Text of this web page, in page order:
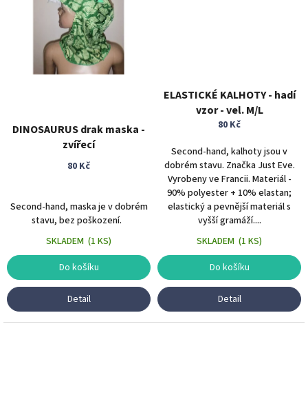
DINOSAURUS drak maska -
zvířecí
80 Kč
Second-hand, maska je v dobrém
stavu, bez poškození.
SKLADEM (1 KS)
Do košíku
Detail
ELASTICKÉ KALHOTY - hadí
vzor - vel. M/L
80 Kč
Second-hand, kalhoty jsou v
dobrém stavu. Značka Just Eve.
Vyrobeny ve Francii. Materiál -
90% polyester + 10% elastan;
elastický a pevnější materiál s
vyšší gramáží....
SKLADEM (1 KS)
Do košíku
Detail